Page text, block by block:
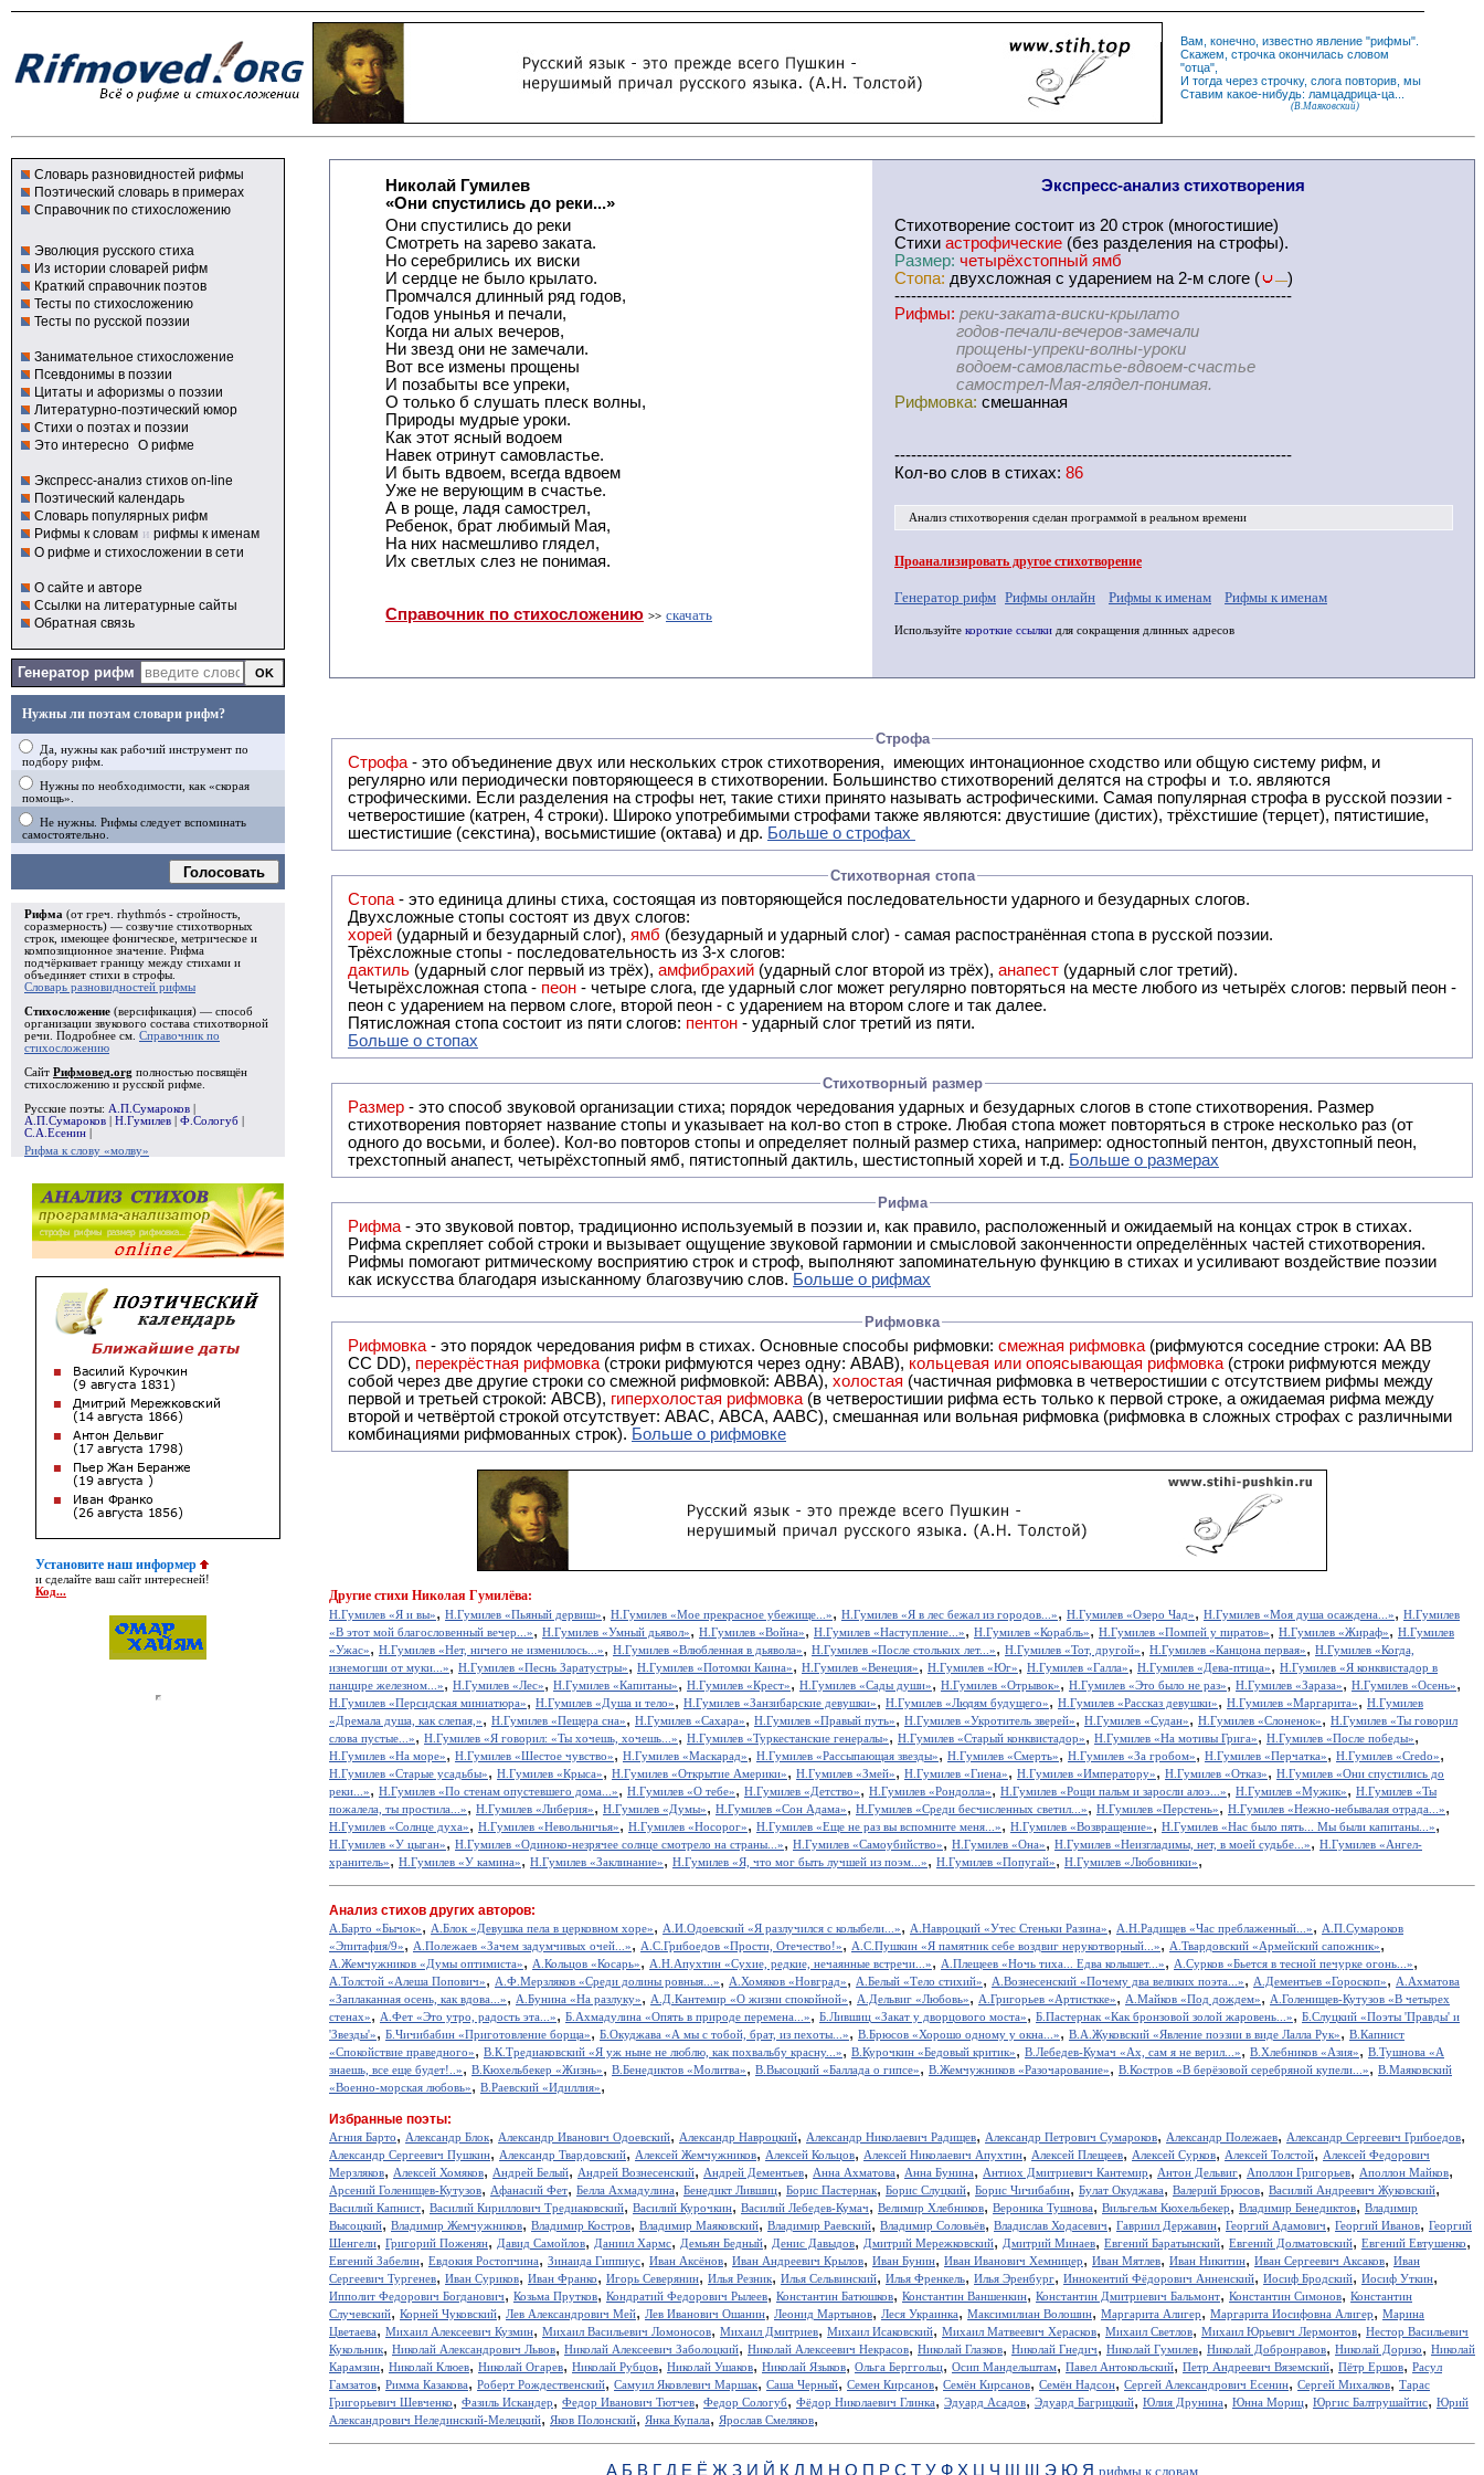
Вам, конечно, известно явление "рифмы".
Скажем, строчка окончилась словом
"отца",
И тогда через строчку, слога повторив, мы
Ставим какое-нибудь: ламцадрица-ца...
(В.Маяковский)
Словарь разновидностей рифмы
Поэтический словарь в примерах
Справочник по стихосложению
Эволюция русского стиха
Из истории словарей рифм
Краткий справочник поэтов
Тесты по стихосложению
Тесты по русской поэзии
Занимательное стихосложение
Псевдонимы в поэзии
Цитаты и афоризмы о поэзии
Литературно-поэтический юмор
Стихи о поэтах и поэзии
Это интересно О рифме
Экспресс-анализ стихов on-line
Поэтический календарь
Словарь популярных рифм
Рифмы к словам и рифмы к именам
О рифме и стихосложении в сети
О сайте и авторе
Ссылки на литературные сайты
Обратная связь
Генератор рифм
Нужны ли поэтам словари рифм?
Да, нужны как рабочий инструмент по
подбору рифм.
Нужны по необходимости, как «скорая
помощь».
Не нужны. Рифмы следует вспоминать
самостоятельно.
Голосовать
Рифма (от греч. rhythmós - стройность,
соразмерность) — созвучие стихотворных
строк, имеющее фоническое, метрическое и
композиционное значение. Рифма
подчёркивает границу между стихами и
объединяет стихи в строфы
Словарь разновидностей рифмы
Стихосложение (версификация) — способ
организации звукового состава стихотворной
речи. Подробнее см. Справочник по
стихосложению
Сайт Рифмовед.org полностью посвящён
стихосложению и русской рифме.
Русские поэты: А.П.Сумароков
А.П.Сумароков
Н.Гумилев Ф.Сологуб
С.А.Есенин
Рифма к слову «молву»
Установите наш информер
и сделайте ваш сайт интересней!
Код...
Николай Гумилев
«Они спустились до реки...»
Они спустились до реки
Смотреть на зарево заката.
Но серебрились их виски
И сердце не было крылато.
Промчался длинный ряд годов,
Годов унынья и печали,
Когда ни алых вечеров,
Ни звезд они не замечали.
Вот все измены прощены
И позабыты все упреки,
О только б слушать плеск волны,
Природы мудрые уроки.
Как этот ясный водоем
Навек отринут самовластье.
И быть вдвоем, всегда вдвоем
Уже не верующим в счастье.
А в роще, ладя самострел,
Ребенок, брат любимый Мая,
На них насмешливо глядел,
Их светлых слез не понимая.
Справочник по стихосложению >> скачать
Экспресс-анализ стихотворения
Cтихотворение состоит из 20 строк (многостишие)
Стихи астрофические (без разделения на строфы).
Размер: четырёхстопный ямб
Стопа: двухсложная с ударением на 2-м слоге ( —)
------------------------------------------------------------------------
Рифмы: реки-заката-виски-крылато
годов-печали-вечеров-замечали
прощены-упреки-волны-уроки
водоем-самовластье-вдвоем-счастье
самострел-Мая-глядел-понимая.
Рифмовка: смешанная
------------------------------------------------------------------------
Кол-во слов в стихах: 86
Анализ стихотворениясделан программой в реальном времени
Проанализировать другое стихотворение
Генератор рифм Рифмы онлайн Рифмы к именам Рифмы к именам
Используйте короткие ссылки для сокращения длинных адресов
Строфа
Строфа - это объединение двух или нескольких строк стихотворения, имеющих интонационное сходство или общую систему рифм, и
регулярно или периодически повторяющееся в стихотворении. Большинство стихотворений делятся на строфы и т.о. являются
строфическими. Если разделения на строфы нет, такие стихи принято называть астрофическими. Самая популярная строфа в русской поэзии -
четверостишие (катрен, 4 строки). Широко употребимыми строфами также являются: двустишие (дистих), трёхстишие (терцет), пятистишие,
шестистишие (секстина), восьмистишие (октава) и др. Больше о строфах
Стихотворная стопа
Стопа - это единица длины стиха, состоящая из повторяющейся последовательности ударного и безударных слогов.
Двухсложные стопы состоят из двух слогов:
хорей (ударный и безударный слог), ямб (безударный и ударный слог) - самая распостранённая стопа в русской поэзии.
Трёхсложные стопы - последовательность из 3-х слогов:
дактиль (ударный слог первый из трёх), амфибрахий (ударный слог второй из трёх), анапест (ударный слог третий).
Четырёхсложная стопа - пеон - четыре слога, где ударный слог может регулярно повторяться на месте любого из четырёх слогов: первый пеон -
пеон с ударением на первом слоге, второй пеон - с ударением на втором слоге и так далее.
Пятисложная стопа состоит из пяти слогов: пентон - ударный слог третий из пяти.
Больше о стопах
Стихотворный размер
Размер - это способ звуковой организации стиха; порядок чередования ударных и безударных слогов в стопе стихотворения. Размер
стихотворения повторяет название стопы и указывает на кол-во стоп в строке. Любая стопа может повторяться в строке несколько раз (от
одного до восьми, и более). Кол-во повторов стопы и определяет полный размер стиха, например: одностопный пентон, двухстопный пеон,
трехстопный анапест, четырёхстопный ямб, пятистопный дактиль, шестистопный хорей и т.д. Больше о размерах
Рифма
Рифма
- это звуковой повтор, традиционно используемый в поэзии и, как правило, расположенный и ожидаемый на концах строк в стихах.
Рифма скрепляет собой строки и вызывает ощущение звуковой гармонии и смысловой законченности определённых частей стихотворения.
Рифмы помогают ритмическому восприятию строк и строф, выполняют запоминательную функцию в стихах и усиливают воздействие поэзии
как искусства благодаря изысканному благозвучию слов. Больше о рифмах
Рифмовка
Рифмовка - это порядок чередования рифм в стихах. Основные способы рифмовки: смежная рифмовка (рифмуются соседние строки: AA ВВ
СС DD), перекрёстная рифмовка (строки рифмуются через одну: ABAB), кольцевая или опоясывающая рифмовка (строки рифмуются между
собой через две другие строки со смежной рифмовкой: ABBA), холостая (частичная рифмовка в четверостишии с отсутствием рифмы между
первой и третьей строкой: АBCB), гиперхолостая рифмовка (в четверостишии рифма есть только к первой строке, а ожидаемая рифма между
второй и четвёртой строкой отсутствует: ABAC, ABCA, AABC), смешанная или вольная рифмовка (рифмовка в сложных строфах с различными
комбинациями рифмованных строк). Больше о рифмовке
Другие стихи Николая Гумилёва:
Н.Гумилев «Я и вы», Н.Гумилев «Пьяный дервиш», Н.Гумилев «Мое прекрасное убежище...», Н.Гумилев «Я в лес бежал из городов...», Н.Гумилев «Озеро Чад», Н.Гумилев «Моя душа осаждена...», Н.Гумилев
«В этот мой благословенный вечер...», Н.Гумилев «Умный дьявол», Н.Гумилев «Война», Н.Гумилев «Наступление...», Н.Гумилев «Корабль», Н.Гумилев «Помпей у пиратов», Н.Гумилев «Жираф», Н.Гумилев
«Ужас», Н.Гумилев «Нет, ничего не изменилось...», Н.Гумилев «Влюбленная в дьявола», Н.Гумилев «После стольких лет...», Н.Гумилев «Тот, другой», Н.Гумилев «Канцона первая», Н.Гумилев «Когда,
изнемогши от муки...», Н.Гумилев «Песнь Заратустры», Н.Гумилев «Потомки Каина», Н.Гумилев «Венеция», Н.Гумилев «Юг», Н.Гумилев «Галла», Н.Гумилев «Дева-птица», Н.Гумилев «Я конквистадор в
панцире железном...», Н.Гумилев «Лес», Н.Гумилев «Капитаны», Н.Гумилев «Крест», Н.Гумилев «Сады души», Н.Гумилев «Отрывок», Н.Гумилев «Это было не раз», Н.Гумилев «Зараза», Н.Гумилев «Осень»,
Н.Гумилев «Персидская миниатюра», Н.Гумилев «Душа и тело», Н.Гумилев «Занзибарские девушки», Н.Гумилев «Людям будущего», Н.Гумилев «Рассказ девушки», Н.Гумилев «Маргарита», Н.Гумилев
«Дремала душа, как слепая,», Н.Гумилев «Пещера сна», Н.Гумилев «Сахара», Н.Гумилев «Правый путь», Н.Гумилев «Укротитель зверей», Н.Гумилев «Судан», Н.Гумилев «Слоненок», Н.Гумилев «Ты говорил
слова пустые...», Н.Гумилев «Я говорил: «Ты хочешь, хочешь...», Н.Гумилев «Туркестанские генералы», Н.Гумилев «Старый конквистадор», Н.Гумилев «На мотивы Грига», Н.Гумилев «После победы»,
Н.Гумилев «На море», Н.Гумилев «Шестое чувство», Н.Гумилев «Маскарад», Н.Гумилев «Рассыпающая звезды», Н.Гумилев «Смерть», Н.Гумилев «За гробом», Н.Гумилев «Перчатка», Н.Гумилев «Credo»,
Н.Гумилев «Старые усадьбы», Н.Гумилев «Крыса», Н.Гумилев «Открытие Америки», Н.Гумилев «Змей», Н.Гумилев «Гиена», Н.Гумилев «Императору», Н.Гумилев «Отказ», Н.Гумилев «Они спустились до
реки...», Н.Гумилев «По стенам опустевшего дома...», Н.Гумилев «О тебе», Н.Гумилев «Детство», Н.Гумилев «Рондолла», Н.Гумилев «Рощи пальм и заросли алоэ...», Н.Гумилев «Мужик», Н.Гумилев «Ты
пожалела, ты простила...», Н.Гумилев «Либерия», Н.Гумилев «Думы», Н.Гумилев «Сон Адама», Н.Гумилев «Среди бесчисленных светил...», Н.Гумилев «Перстень», Н.Гумилев «Нежно-небывалая отрада...»,
Н.Гумилев «Солнце духа», Н.Гумилев «Невольничья», Н.Гумилев «Носорог», Н.Гумилев «Еще не раз вы вспомните меня...», Н.Гумилев «Возвращение», Н.Гумилев «Нас было пять... Мы были капитаны...»,
Н.Гумилев «У цыган», Н.Гумилев «Одиноко-незрячее солнце смотрело на страны...», Н.Гумилев «Самоубийство», Н.Гумилев «Она», Н.Гумилев «Неизгладимы, нет, в моей судьбе...», Н.Гумилев «Ангел-
хранитель», Н.Гумилев «У камина», Н.Гумилев «Заклинание», Н.Гумилев «Я, что мог быть лучшей из поэм...», Н.Гумилев «Попугай», Н.Гумилев «Любовники»,
Анализ стихов других авторов:
А.Барто «Бычок», А.Блок «Девушка пела в церковном хоре», А.И.Одоевский «Я разлучился с колыбели...», А.Навроцкий «Утес Cтеньки Разина», А.Н.Радищев «Час преблаженный...», А.П.Сумароков
«Эпитафия/9», А.Полежаев «Зачем задумчивых очей...», А.С.Грибоедов «Прости, Отечество!», А.С.Пушкин «Я памятник себе воздвиг нерукотворный...», А.Твардовский «Армейский сапожник»,
А.Жемчужников «Думы оптимиста», А.Кольцов «Косарь», А.Н.Апухтин «Сухие, редкие, нечаянные встречи...», А.Плещеев «Ночь тиха... Едва колышет...», А.Сурков «Бьется в тесной печурке огонь...»,
А.Толстой «Алеша Попович», А.Ф.Мерзляков «Среди долины ровныя...», А.Хомяков «Новград», А.Белый «Тело стихий», А.Вознесенский «Почему два великих поэта...», А.Дементьев «Гороскоп», А.Ахматова
«Заплаканная осень, как вдова...», А.Бунина «На разлуку», А.Д.Кантемир «О жизни спокойной», А.Дельвиг «Любовь», А.Григорьев «Артисткке», А.Майков «Под дождем», А.Голенищев-Кутузов «В четырех
стенах», А.Фет «Это утро, радость эта...», Б.Ахмадулина «Опять в природе перемена...», Б.Лившиц «Закат у дворцового моста», Б.Пастернак «Как бронзовой золой жаровень...», Б.Слуцкий «Поэты 'Правды' и
'Звезды'», Б.Чичибабин «Приготовление борща», Б.Окуджава «А мы с тобой, брат, из пехоты...», В.Брюсов «Хорошо одному у окна...», В.А.Жуковский «Явление поэзии в виде Лалла Рук», В.Капнист
«Спокойствие праведного», В.К.Тредиаковский «Я уж ныне не люблю, как похвальбу красну...», В.Курочкин «Бедовый критик», В.Лебедев-Кумач «Ах, сам я не верил...», В.Хлебников «Азия», В.Тушнова «А
знаешь, все еще будет!..», В.Кюхельбекер «Жизнь», В.Бенедиктов «Молитва», В.Высоцкий «Баллада о гипсе», В.Жемчужников «Разочарование», В.Костров «В берёзовой серебряной купели...», В.Маяковский
«Военно-морская любовь», В.Раевский «Идиллия»,
Избранные поэты:
Агния Барто, Александр Блок, Александр Иванович Одоевский, Александр Навроцкий, Александр Николаевич Радищев, Александр Петрович Сумароков, Александр Полежаев, Александр Сергеевич Грибоедов,
Александр Сергеевич Пушкин, Александр Твардовский, Алексей Жемчужников, Алексей Кольцов, Алексей Николаевич Апухтин, Алексей Плещеев, Алексей Сурков, Алексей Толстой, Алексей Федорович
Мерзляков, Алексей Хомяков, Андрей Белый, Андрей Вознесенский, Андрей Дементьев, Анна Ахматова, Анна Бунина, Антиох Дмитриевич Кантемир, Антон Дельвиг, Аполлон Григорьев, Аполлон Майков,
Арсений Голенищев-Кутузов, Афанасий Фет, Белла Ахмадулина, Бенедикт Лившиц, Борис Пастернак, Борис Слуцкий, Борис Чичибабин, Булат Окуджава, Валерий Брюсов, Василий Андреевич Жуковский,
Василий Капнист, Василий Кириллович Тредиаковский, Василий Курочкин, Василий Лебедев-Кумач, Велимир Хлебников, Вероника Тушнова, Вильгельм Кюхельбекер, Владимир Бенедиктов, Владимир
Высоцкий, Владимир Жемчужников, Владимир Костров, Владимир Маяковский, Владимир Раевский, Владимир Соловьёв, Владислав Ходасевич, Гавриил Державин, Георгий Адамович, Георгий Иванов, Георгий
Шенгели, Григорий Поженян, Давид Самойлов, Даниил Хармс, Демьян Бедный, Денис Давыдов, Дмитрий Мережковский, Дмитрий Минаев, Евгений Баратынский, Евгений Долматовский, Евгений Евтушенко,
Евгений Забелин, Евдокия Ростопчина, Зинаида Гиппиус, Иван Аксёнов, Иван Андреевич Крылов, Иван Бунин, Иван Иванович Хемницер, Иван Мятлев, Иван Никитин, Иван Сергеевич Аксаков, Иван
Сергеевич Тургенев, Иван Суриков, Иван Франко, Игорь Северянин, Илья Резник, Илья Сельвинский, Илья Френкель, Илья Эренбург, Иннокентий Фёдорович Анненский, Иосиф Бродский, Иосиф Уткин,
Ипполит Федорович Богданович, Козьма Прутков, Кондратий Федорович Рылеев, Константин Батюшков, Константин Ваншенкин, Константин Дмитриевич Бальмонт, Константин Симонов, Константин
Случевский, Корней Чуковский, Лев Александрович Мей, Лев Иванович Ошанин, Леонид Мартынов, Леся Украинка, Максимилиан Волошин, Маргарита Алигер, Маргарита Иосифовна Алигер, Марина
Цветаева, Михаил Алексеевич Кузмин, Михаил Васильевич Ломоносов, Михаил Дмитриев, Михаил Исаковский, Михаил Матвеевич Херасков, Михаил Светлов, Михаил Юрьевич Лермонтов, Нестор Васильевич
Кукольник, Николай Александрович Львов, Николай Алексеевич Заболоцкий, Николай Алексеевич Некрасов, Николай Глазков, Николай Гнедич, Николай Гумилев, Николай Добронравов, Николай Доризо, Николай
Карамзин, Николай Клюев, Николай Огарев, Николай Рубцов, Николай Ушаков, Николай Языков, Ольга Берггольц, Осип Мандельштам, Павел Антокольский, Петр Андреевич Вяземский, Пётр Ершов, Расул
Гамзатов, Римма Казакова, Роберт Рождественский, Самуил Яковлевич Маршак, Саша Черный, Семен Кирсанов, Семён Кирсанов, Семён Надсон, Сергей Александрович Есенин, Сергей Михалков, Тарас
Григорьевич Шевченко, Фазиль Искандер, Федор Иванович Тютчев, Федор Сологуб, Фёдор Николаевич Глинка, Эдуард Асадов, Эдуард Багрицкий, Юлия Друнина, Юнна Мориц, Юргис Балтрушайтис, Юрий
Александрович Нелединский-Мелецкий, Яков Полонский, Янка Купала, Ярослав Смеляков,
А Б В Г Д Е Ё Ж З И Й К Л М Н О П Р С Т У Ф Х Ц Ч Ш Щ Э Ю Я рифмы к словам